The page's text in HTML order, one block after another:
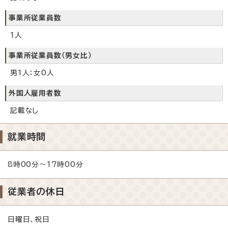
事業所従業員数
1人
事業所従業員数（男女比）
男1人：女0人
外国人雇用者数
記載なし
就業時間
8時00分～17時00分
従業者の休日
日曜日、祝日